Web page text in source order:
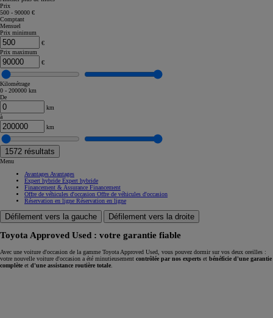
Prix
500 - 90000 €
Comptant
Mensuel
Prix minimum
€
Prix maximum
€
Kilométrage
0 - 200000 km
De
km
à
km
1572 résultats
Menu
Avantages Avantages
Expert hybride Expert hybride
Financement & Assurance Financement
Offre de véhicules d'occasion Offre de véhicules d'occasion
Réservation en ligne Réservation en ligne
Défilement vers la gauche Défilement vers la droite
Toyota Approved Used : votre garantie fiable
Avec une voiture d'occasion de la gamme Toyota Approved Used, vous pouvez dormir sur vos deux oreilles :
votre nouvelle voiture d'occasion a été minutieusement contrôlée par nos experts et bénéficie d'une garantie
complète et d'une assistance routière totale